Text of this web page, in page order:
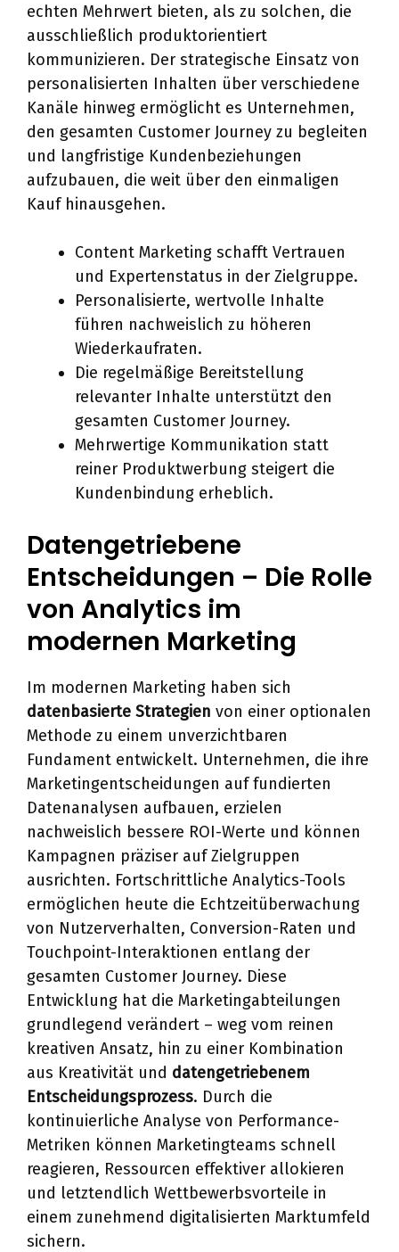
echten Mehrwert bieten, als zu solchen, die
ausschließlich produktorientiert
kommunizieren. Der strategische Einsatz von
personalisierten Inhalten über verschiedene
Kanäle hinweg ermöglicht es Unternehmen,
den gesamten Customer Journey zu begleiten
und langfristige Kundenbeziehungen
aufzubauen, die weit über den einmaligen
Kauf hinausgehen.
Content Marketing schafft Vertrauen
und Expertenstatus in der Zielgruppe.
Personalisierte, wertvolle Inhalte
führen nachweislich zu höheren
Wiederkaufraten.
Die regelmäßige Bereitstellung
relevanter Inhalte unterstützt den
gesamten Customer Journey.
Mehrwertige Kommunikation statt
reiner Produktwerbung steigert die
Kundenbindung erheblich.
Datengetriebene
Entscheidungen – Die Rolle
von Analytics im
modernen Marketing
Im modernen Marketing haben sich
datenbasierte Strategien von einer optionalen
Methode zu einem unverzichtbaren
Fundament entwickelt. Unternehmen, die ihre
Marketingentscheidungen auf fundierten
Datenanalysen aufbauen, erzielen
nachweislich bessere ROI-Werte und können
Kampagnen präziser auf Zielgruppen
ausrichten. Fortschrittliche Analytics-Tools
ermöglichen heute die Echtzeitüberwachung
von Nutzerverhalten, Conversion-Raten und
Touchpoint-Interaktionen entlang der
gesamten Customer Journey. Diese
Entwicklung hat die Marketingabteilungen
grundlegend verändert – weg vom reinen
kreativen Ansatz, hin zu einer Kombination
aus Kreativität und datengetriebenem
Entscheidungsprozess. Durch die
kontinuierliche Analyse von Performance-
Metriken können Marketingteams schnell
reagieren, Ressourcen effektiver allokieren
und letztendlich Wettbewerbsvorteile in
einem zunehmend digitalisierten Marktumfeld
sichern.